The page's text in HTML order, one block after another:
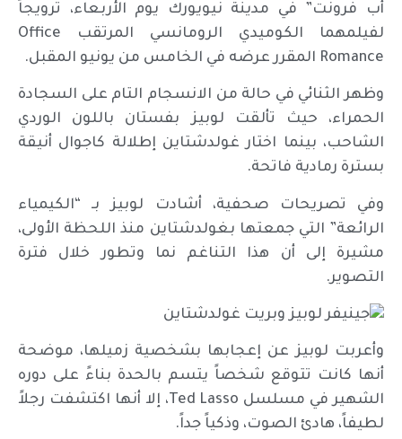
أب فرونت” في مدينة نيويورك يوم الأربعاء، ترويجاً
لفيلمهما الكوميدي الرومانسي المرتقب Office
Romance المقرر عرضه في الخامس من يونيو المقبل.
وظهر الثنائي في حالة من الانسجام التام على السجادة
الحمراء، حيث تألقت لوبيز بفستان باللون الوردي
الشاحب، بينما اختار غولدشتاين إطلالة كاجوال أنيقة
بسترة رمادية فاتحة.
وفي تصريحات صحفية، أشادت لوبيز بـ “الكيمياء
الرائعة” التي جمعتها بغولدشتاين منذ اللحظة الأولى،
مشيرة إلى أن هذا التناغم نما وتطور خلال فترة
التصوير.
وأعربت لوبيز عن إعجابها بشخصية زميلها، موضحة
أنها كانت تتوقع شخصاً يتسم بالحدة بناءً على دوره
الشهير في مسلسل Ted Lasso، إلا أنها اكتشفت رجلاً
لطيفاً، هادئ الصوت، وذكياً جداً.